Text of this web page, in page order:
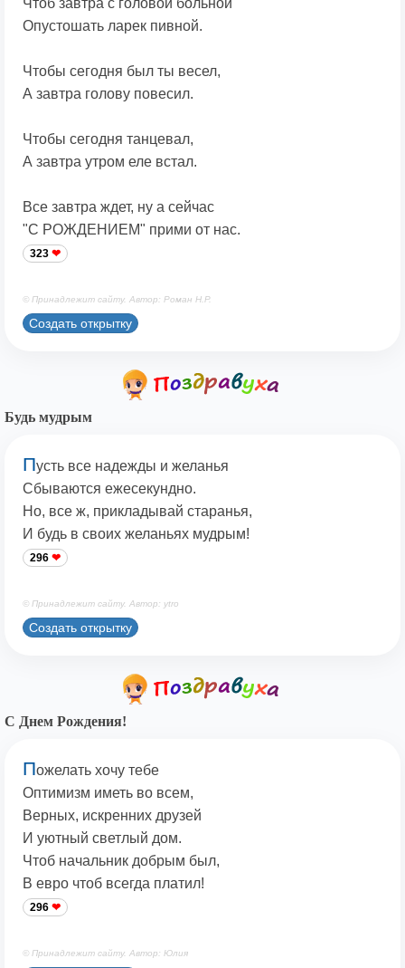
Чтоб завтра с головой больной
Опустошать ларек пивной.
Чтобы сегодня был ты весел,
А завтра голову повесил.
Чтобы сегодня танцевал,
А завтра утром еле встал.
Все завтра ждет, ну а сейчас
"С РОЖДЕНИЕМ" прими от нас.
323
© Принадлежит сайту. Автор: Роман Н.Р.
Создать открытку
Будь мудрым
Пусть все надежды и желанья
Сбываются ежесекундно.
Но, все ж, прикладывай старанья,
И будь в своих желаньях мудрым!
296
© Принадлежит сайту. Автор: ytro
Создать открытку
С Днем Рождения!
Пожелать хочу тебе
Оптимизм иметь во всем,
Верных, искренних друзей
И уютный светлый дом.
Чтоб начальник добрым был,
В евро чтоб всегда платил!
296
© Принадлежит сайту. Автор: Юлия